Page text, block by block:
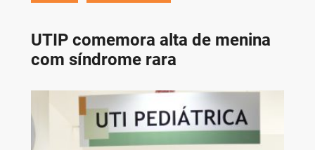
UTIP comemora alta de menina
com síndrome rara